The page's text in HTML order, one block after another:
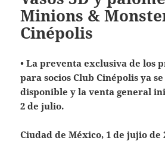
Minions &
Cinépolis
• La preventa exclusiva de los
para socios Club Cinépolis ya
disponible y la venta general
2 de julio.
Ciudad de México, 1 de jujio de